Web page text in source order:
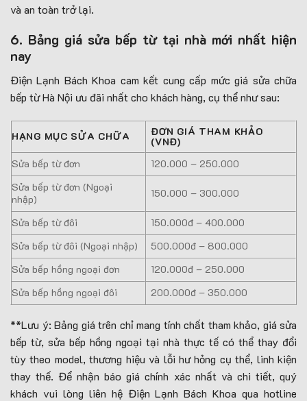
và an toàn trở lại.
6. Bảng giá sửa bếp từ tại nhà mới nhất hiện
nay
Điện Lạnh Bách Khoa cam kết cung cấp mức giá sửa chữa
bếp từ Hà Nội ưu đãi nhất cho khách hàng, cụ thể như sau:
HẠNG MỤC SỬA CHỮA ĐƠN GIÁ THAM KHẢO
(VNĐ)
Sửa bếp từ đơn
120.000 – 250.000
Sửa bếp từ đơn (Ngoại
nhập)
150.000 – 300.000
Sửa bếp từ đôi
150.000đ – 400.000
Sửa bếp từ đôi (Ngoại nhập)
500.000đ – 800.000
Sửa bếp hồng ngoại đơn
120.000đ – 250.000
Sửa bếp hồng ngoại đôi
200.000đ – 350.000
**Lưu ý: Bảng giá trên chỉ mang tính chất tham khảo, giá sửa
bếp từ, sửa bếp hồng ngoại tại nhà thực tế có thể thay đổi
tùy theo model, thương hiệu và lỗi hư hỏng cụ thể, linh kiện
thay thế. Để nhận báo giá chính xác nhất và chi tiết, quý
khách vui lòng liên hệ Điện Lạnh Bách Khoa qua hotline